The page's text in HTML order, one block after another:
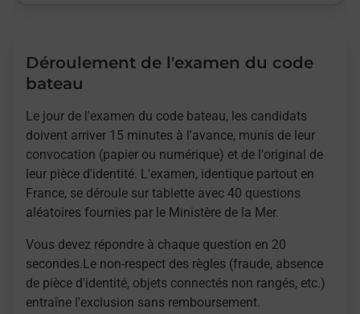
Déroulement de l'examen du code
bateau
Le jour de l'examen du code bateau, les candidats
doivent arriver 15 minutes à l'avance, munis de leur
convocation (papier ou numérique) et de l'original de
leur pièce d'identité. L'examen, identique partout en
France, se déroule sur tablette avec 40 questions
aléatoires fournies par le Ministère de la Mer.
Vous devez répondre à chaque question en 20
secondes.Le non-respect des règles (fraude, absence
de pièce d'identité, objets connectés non rangés, etc.)
entraîne l'exclusion sans remboursement.